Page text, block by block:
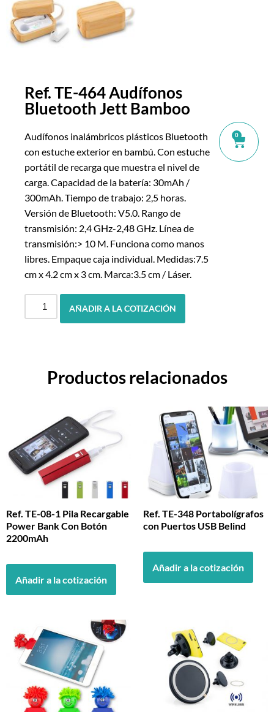
0
Ref. TE-464 Audífonos
Bluetooth Jett Bamboo
Audífonos inalámbricos plásticos Bluetooth
con estuche exterior en bambú. Con estuche
portátil de recarga que muestra el nivel de
carga. Capacidad de la batería: 30mAh /
300mAh. Tiempo de trabajo: 2,5 horas.
Versión de Bluetooth: V5.0. Rango de
transmisión: 2,4 GHz-2,48 GHz. Línea de
transmisión:> 10 M. Funciona como manos
libres. Empaque caja individual. Medidas:7.5
cm x 4.2 cm x 3 cm. Marca:3.5 cm / Láser.
AÑADIR A LA COTIZACIÓN
Productos relacionados
Ref. TE-08-1 Pila Recargable
Power Bank Con Botón
2200mAh
Añadir a la cotización
Ref. TE-348 Portabolígrafos
con Puertos USB Belind
Añadir a la cotización